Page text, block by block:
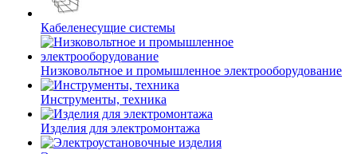
Кабеленесущие системы
Низковольтное и промышленное электрооборудование
Инструменты, техника
Изделия для электромонтажа